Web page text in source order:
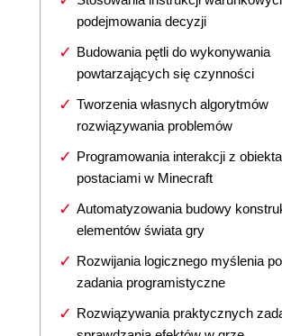
podejmowania decyzji
Budowania pętli do wykonywania
powtarzających się czynności
Tworzenia własnych algorytmów
rozwiązywania problemów
Programowania interakcji z
postaciami w Minecraft
Automatyzowania budowy
elementów świata gry
Rozwijania logicznego myślenia
zadania programistyczne
Rozwiązywania praktycznych